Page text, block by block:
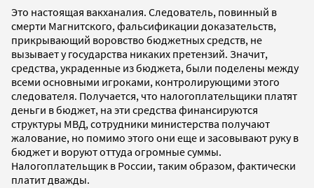
Это настоящая вакханалия. Следователь, повинный в
смерти Магнитского, фальсификации доказательств,
прикрывающий воровство бюджетных средств, не
вызывает у государства никаких претензий. Значит,
средства, украденные из бюджета, были поделены между
всеми основными игроками, контролирующими этого
следователя. Получается, что налогоплательщики платят
деньги в бюджет, на эти средства финансируются
структуры МВД, сотрудники министерства получают
жалование, но помимо этого они еще и засовывают руку в
бюджет и воруют оттуда огромные суммы.
Налогоплательщик в России, таким образом, фактически
платит дважды.